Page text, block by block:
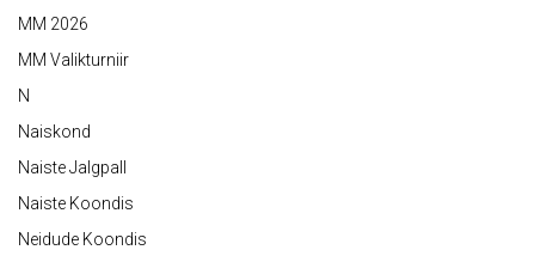
MM 2026
MM Valikturniir
N
Naiskond
Naiste Jalgpall
Naiste Koondis
Neidude Koondis